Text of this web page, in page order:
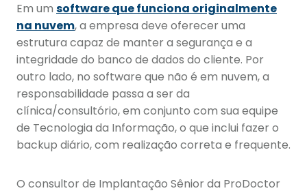
Em um software que funciona originalmente
na nuvem, a empresa deve oferecer uma
estrutura capaz de manter a segurança e a
integridade do banco de dados do cliente. Por
outro lado, no software que não é em nuvem, a
responsabilidade passa a ser da
clínica/consultório, em conjunto com sua equipe
de Tecnologia da Informação, o que inclui fazer o
backup diário, com realização correta e frequente.
O consultor de Implantação Sênior da ProDoctor